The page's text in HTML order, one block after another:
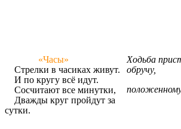
«Часы»
Стрелки в часиках живут.
И по кругу всё идут.
Сосчитают все минутки,
Дважды круг пройдут за
сутки.
Ходьба
обручу,